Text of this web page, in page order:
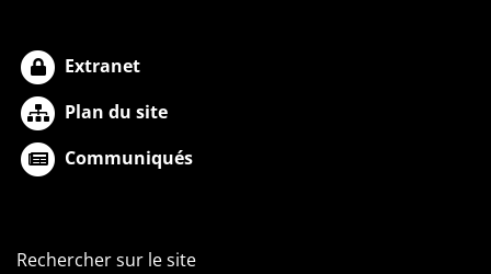
Extranet
Plan du site
Communiqués
Rechercher sur le site